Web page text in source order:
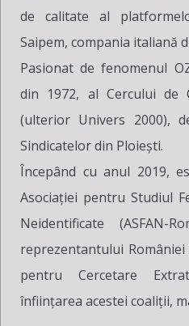
de calitate al
Saipem, compania italiană
Pasionat de fenomenul
din 1972, al Cercului de
(ulterior Univers 2000),
Sindicatelor din Ploiești.
Începând cu anul 2019,
Asociației pentru Studiul
Neidentificate (ASFAN-
reprezentantului
pentru Cercetare
înființarea acestei coaliții,